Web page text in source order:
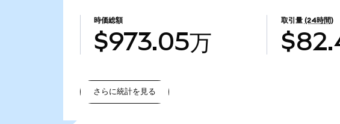
時価総額
$973.05万
取引量 (24時間)
さらに統計を見る